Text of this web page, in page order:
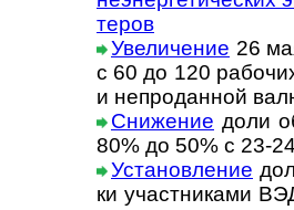
теров
Увеличение 26
с 60 до 120
и непро­дан­ной
Снижение доли
80% до 50% с 23-
Установление
ки участ­ни­ка­ми